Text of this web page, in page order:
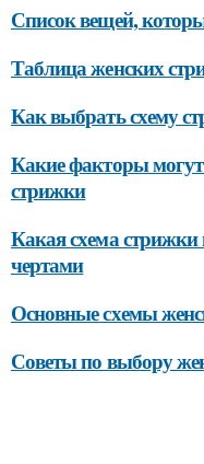
Список вещей,
Таблица женских
Как выбрать схему
Какие факторы
стрижки
Какая схема
чертами
Основные схемы
Советы по выбору